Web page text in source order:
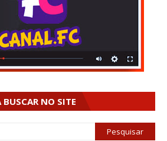
NO SITE